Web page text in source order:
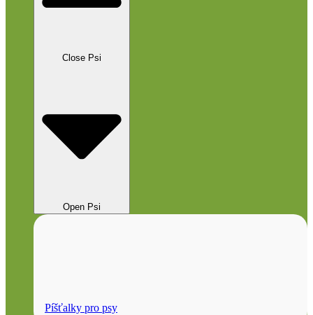
Close Psi
Open Psi
Píšťalky pro psy